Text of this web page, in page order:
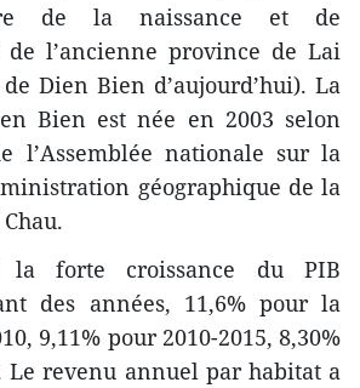
de la naissance et de
de l’ancienne province de Lai
Dien Bien d’aujourd’hui). La
Bien est née en 2003 selon
l’Assemblée nationale sur la
géographique de la
forte croissance du PIB
des années, 11,6% pour la
9,11% pour 2010-2015, 8,30%
Le revenu annuel par habitat a